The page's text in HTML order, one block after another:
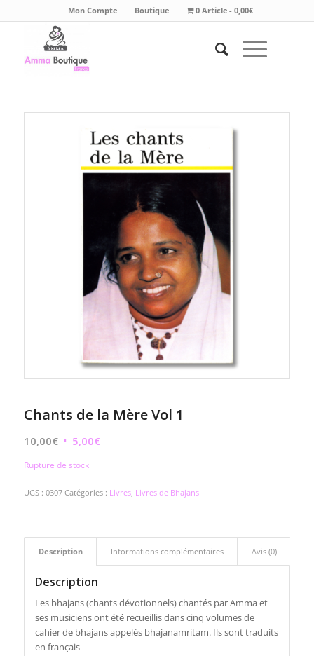
Mon Compte Boutique 0 Article 0,00€
Chants de la Mère Vol 1
10,00€ Le
était :
5,00€Le
est :
Rupture de stock
UGS : 0307 Catégories : Livres, Livres de Bhajans
Description Informations complémentaires Avis (0)
Description
Les bhajans (chants dévotionnels) chantés par Amma et
ses musiciens ont été recueillis dans cinq volumes de
cahier de bhajans appelés bhajanamritam. Ils sont traduits
en français